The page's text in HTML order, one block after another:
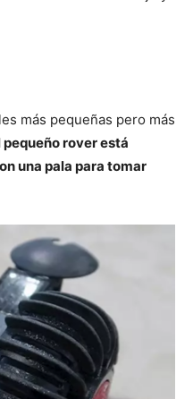
más pequeñas pero más
pequeño rover está
una pala para tomar